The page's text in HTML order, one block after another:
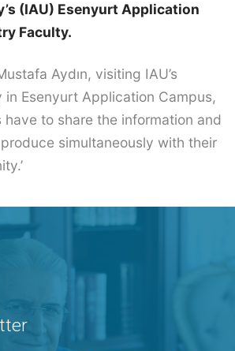
(IAU) Esenyurt Application
Faculty.
Aydın, visiting IAU’s
in Esenyurt Application Campus,
have to share the information and
simultaneously with their